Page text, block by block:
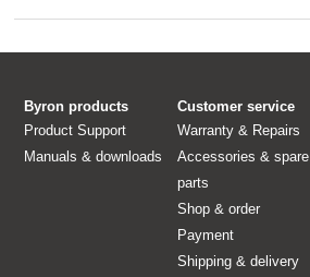
Byron products
Product Support
Manuals & downloads
Customer service
Warranty & Repairs
Accessories & spare
parts
Shop & order
Payment
Shipping & delivery